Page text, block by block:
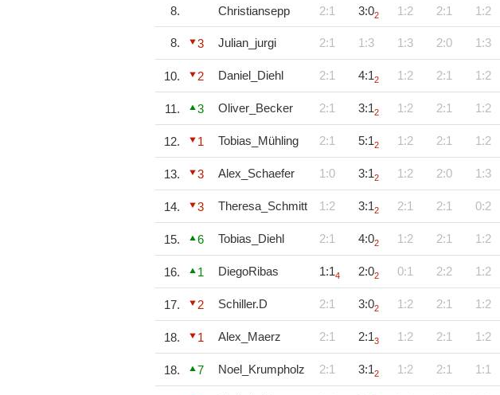
8. Christiansepp 2:1 3:02 1:2 2:1 1:2
8. 3 Julian_jurgi 2:1 1:3 1:3 2:0 1:3
10. 2 Daniel_Diehl 2:1 4:12 1:2 2:1 1:2
11. 3 Oliver_Becker 2:1 3:12 1:2 2:1 1:2
12. 1 Tobias_Mühling 2:1 5:12 1:2 2:1 1:2
13. 3 Alex_Schaefer 1:0 3:12 1:2 2:0 1:3
14. 3 Theresa_Schmitt 1:2 3:12 2:1 2:1 0:2
15. 6 Tobias_Diehl 2:1 4:02 1:2 2:1 1:2
16. 1 DiegoRibas 1:14 2:02 0:1 2:2 1:2
17. 2 Schiller.D 2:1 3:02 1:2 2:1 1:2
18. 1 Alex_Maerz 2:1 2:13 1:2 2:1 1:2
18. 7 Noel_Krumpholz 2:1 3:12 1:2 2:1 1:1